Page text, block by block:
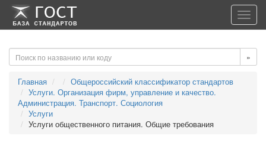
-->-->
»
Главная
Общероссийский классификатор стандартов
Услуги. Организация фирм, управление и качество.
Администрация. Транспорт. Социология
Услуги
Услуги общественного питания. Общие требования